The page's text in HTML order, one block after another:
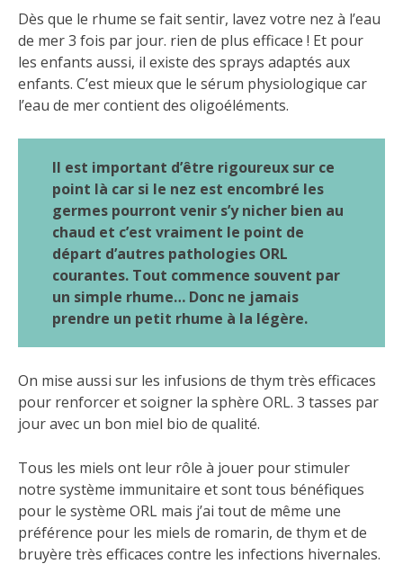
Dès que le rhume se fait sentir, lavez votre nez à l’eau
de mer 3 fois par jour. rien de plus efficace ! Et pour
les enfants aussi, il existe des sprays adaptés aux
enfants. C’est mieux que le sérum physiologique car
l’eau de mer contient des oligoéléments.
Il est important d’être rigoureux sur ce
point là car si le nez est encombré les
germes pourront venir s’y nicher bien au
chaud et c’est vraiment le point de
départ d’autres pathologies ORL
courantes. Tout commence souvent par
un simple rhume… Donc ne jamais
prendre un petit rhume à la légère.
On mise aussi sur les infusions de thym très efficaces
pour renforcer et soigner la sphère ORL. 3 tasses par
jour avec un bon miel bio de qualité.
Tous les miels ont leur rôle à jouer pour stimuler
notre système immunitaire et sont tous bénéfiques
pour le système ORL mais j’ai tout de même une
préférence pour les miels de romarin, de thym et de
bruyère très efficaces contre les infections hivernales.